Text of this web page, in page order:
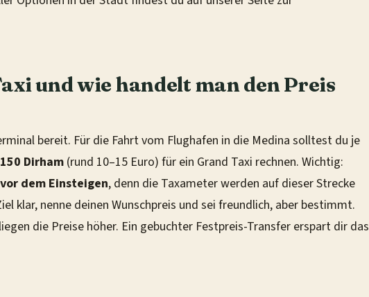
und wie handelt man den Preis
bereit. Für die Fahrt vom Flughafen in die Medina solltest du je
Dirham(rund 10–15 Euro) für ein Grand Taxi rechnen. Wichtig:
dem Einsteigen, denn die Taxameter werden auf dieser Strecke
klar, nenne deinen Wunschpreis und sei freundlich, aber bestimmt.
die Preise höher. Ein gebuchter Festpreis-Transfer erspart dir das